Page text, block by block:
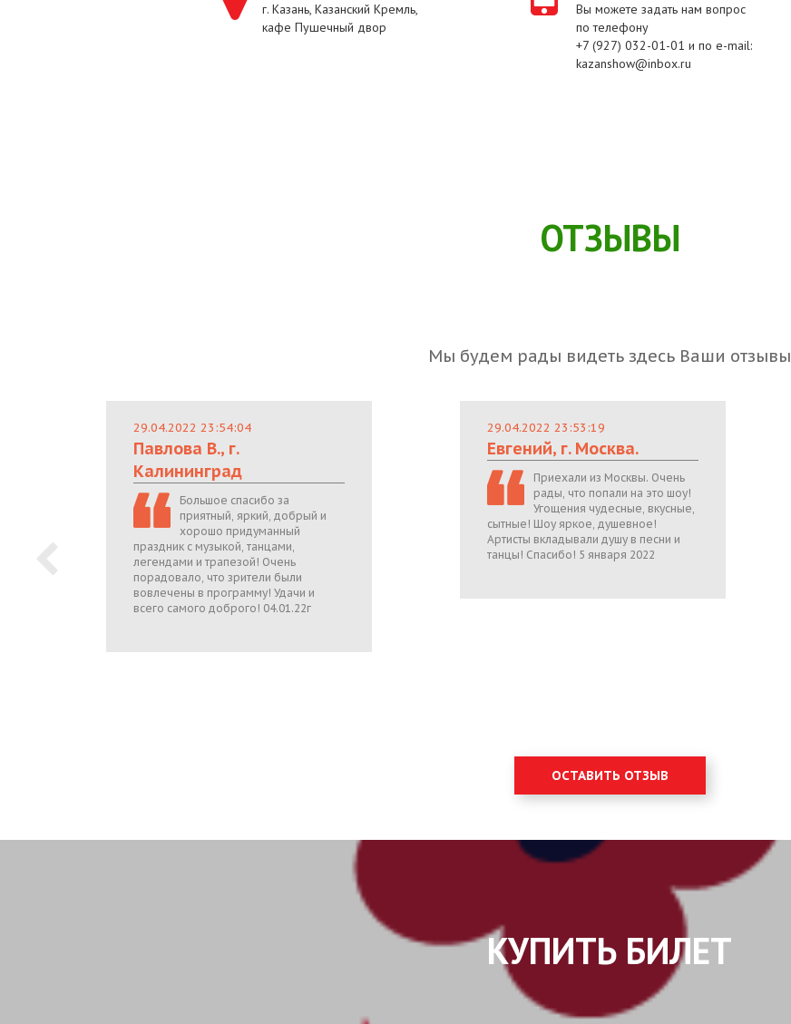
г. Казань, Казанский Кремль,
кафе Пушечный двор
Вы можете задать нам вопрос
по телефону
+7 (927) 032-01-01 и по e-mail:
kazanshow@inbox.ru
ОТЗЫВЫ
Мы будем рады видеть здесь Ваши отзывы
29.04.2022 23:54:04
Павлова В., г.
Калининград
Большое спасибо за
приятный, яркий, добрый и
хорошо придуманный
праздник с музыкой, танцами,
легендами и трапезой! Очень
порадовало, что зрители были
вовлечены в программу! Удачи и
всего самого доброго! 04.01.22г
29.04.2022 23:53:19
Евгений, г. Москва.
Приехали из Москвы. Очень
рады, что попали на это шоу!
Угощения чудесные, вкусные,
сытные! Шоу яркое, душевное!
Артисты вкладывали душу в песни и
танцы! Спасибо! 5 января 2022
ОСТАВИТЬ ОТЗЫВ
КУПИТЬ БИЛЕТ